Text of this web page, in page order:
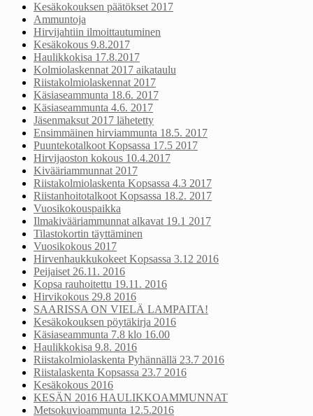
Kesäkokouksen päätökset 2017
Ammuntoja
Hirvijahtiin ilmoittautuminen
Kesäkokous 9.8.2017
Haulikkokisa 17.8.2017
Kolmiolaskennat 2017 aikataulu
Riistakolmiolaskennat 2017
Käsiaseammunta 18.6. 2017
Käsiaseammunta 4.6. 2017
Jäsenmaksut 2017 lähetetty
Ensimmäinen hirviammunta 18.5. 2017
Puuntekotalkoot Kopsassa 17.5 2017
Hirvijaoston kokous 10.4.2017
Kivääriammunnat 2017
Riistakolmiolaskenta Kopsassa 4.3 2017
Riistanhoitotalkoot Kopsassa 18.2. 2017
Vuosikokouspaikka
Ilmakivääriammunnat alkavat 19.1 2017
Tilastokortin täyttäminen
Vuosikokous 2017
Hirvenhaukkukokeet Kopsassa 3.12 2016
Peijaiset 26.11. 2016
Kopsa rauhoitettu 19.11. 2016
Hirvikokous 29.8 2016
SAARISSA ON VIELÄ LAMPAITA!
Kesäkokouksen pöytäkirja 2016
Käsiaseammunta 7.8 klo 16.00
Haulikkokisa 9.8. 2016
Riistakolmiolaskenta Pyhännällä 23.7 2016
Riistalaskenta Kopsassa 23.7 2016
Kesäkokous 2016
KESÄN 2016 HAULIKKOAMMUNNAT
Metsokuvioammunta 12.5.2016